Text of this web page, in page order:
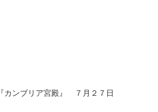
『カンブリア宮殿』 ７月２７日